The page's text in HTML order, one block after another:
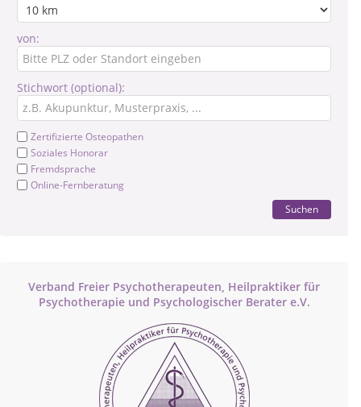
von:
Stichwort (optional):
Zertifizierte Osteopathen
Soziales Honorar
Fremdsprache
Online-Fernberatung
Suchen
Verband Freier Psychotherapeuten, Heilpraktiker für
Psychotherapie und Psychologischer Berater e.V.